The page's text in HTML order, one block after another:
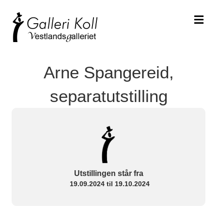
Arne Spangereid,
separatutstilling
Utstillingen står fra
19.09.2024 til 19.10.2024